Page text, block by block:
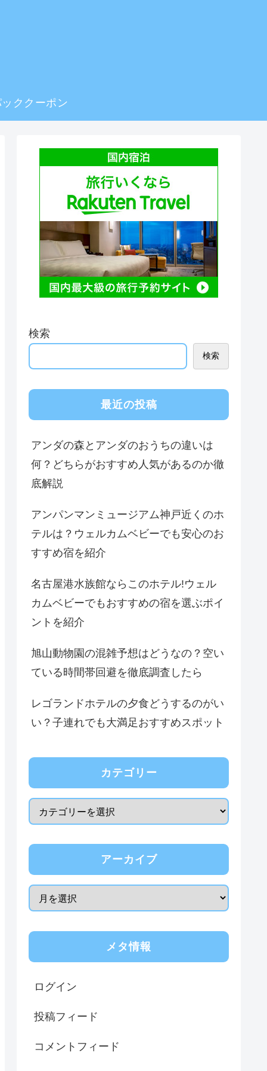
ククーポン
検索
検索
最近の投稿
アンダの森とアンダのおうちの違いは
何？どちらがおすすめ人気があるのか徹
底解説
アンパンマンミュージアム神戸近くのホ
テルは？ウェルカムベビーでも安心のお
すすめ宿を紹介
名古屋港水族館ならこのホテル!ウェル
カムベビーでもおすすめの宿を選ぶポイ
ントを紹介
旭山動物園の混雑予想はどうなの？空い
ている時間帯回避を徹底調査したら
レゴランドホテルの夕食どうするのがい
い？子連れでも大満足おすすめスポット
カテゴリー
アーカイブ
メタ情報
ログイン
投稿フィード
コメントフィード